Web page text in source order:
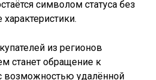
символом статуса без
характеристики.
из регионов
станет обращение к
возможностью удалённой